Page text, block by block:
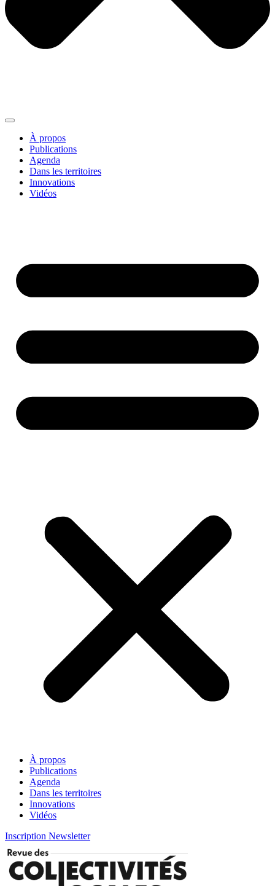
À propos
Publications
Agenda
Dans les territoires
Innovations
Vidéos
À propos
Publications
Agenda
Dans les territoires
Innovations
Vidéos
Inscription Newsletter